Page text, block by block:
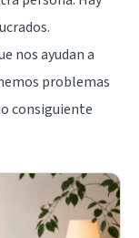
nos ayudan a
problemas
consiguiente